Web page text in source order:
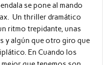
se pone al mando
Un thriller dramático
ritmo trepidante, unas
y algún que otro giro que
En Cuando los